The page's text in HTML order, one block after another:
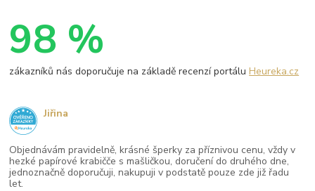
98 %
zákazníků nás doporučuje na základě recenzí portáluHeureka.cz
Objednávám pravidelně, krásné šperky za příznivou cenu, vždy v
hezké papírové krabičče s mašličkou, doručení do druhého dne,
jednoznačně doporučuji, nakupuji v podstatě pouze zde již řadu
let.
Jiřina